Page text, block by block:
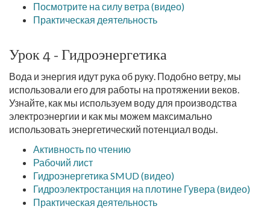
Посмотрите на силу ветра (видео)
Практическая деятельность
Урок 4 - Гидроэнергетика
Вода и энергия идут рука об руку. Подобно ветру, мы
использовали его для работы на протяжении веков.
Узнайте, как мы используем воду для производства
электроэнергии и как мы можем максимально
использовать энергетический потенциал воды.
Активность по чтению
Рабочий лист
Гидроэнергетика SMUD (видео)
Гидроэлектростанция на плотине Гувера (видео)
Практическая деятельность